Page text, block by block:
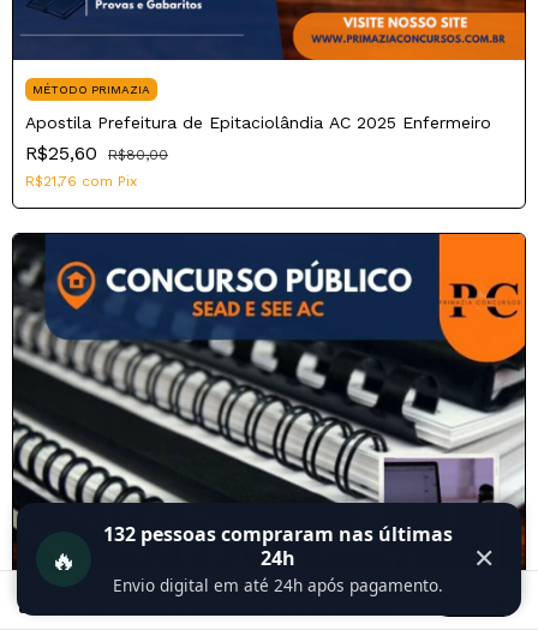
Ao navegar por este sitevocê aceita o uso de
cookies
MÉTODO PRIMAZIA
Apostila Prefeitura de Epitaciolândia AC 2025 Enfermeiro
R$25,60
R$80,00
R$21,76 com Pix
🔥
132 pessoas compraram nas últimas
24h
Envio digital em até 24h após pagamento.
✕